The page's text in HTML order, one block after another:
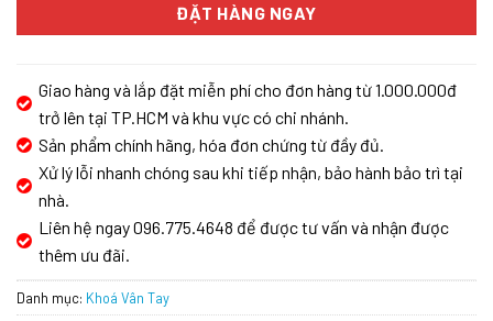
ĐẶT HÀNG NGAY
Giao hàng và lắp đặt miễn phí cho đơn hàng từ 1.000.000đ
trở lên tại TP.HCM và khu vực có chi nhánh.
Sản phẩm chính hãng, hóa đơn chứng từ đầy đủ.
Xử lý lỗi nhanh chóng sau khi tiếp nhận, bảo hành bảo trì tại
nhà.
Liên hệ ngay 096.775.4648 để được tư vấn và nhận được
thêm ưu đãi.
Danh mục: Khoá Vân Tay